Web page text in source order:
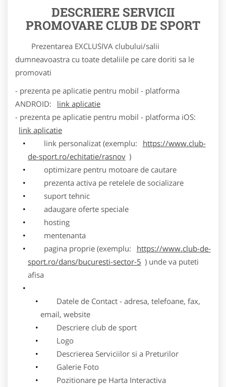
DESCRIERE SERVICII
PROMOVARE CLUB DE SPORT
Prezentarea EXCLUSIVA clubului/salii
dumneavoastra cu toate detaliile pe care doriti sa le
promovati
- prezenta pe aplicatie pentru mobil - platforma
ANDROID:
link aplicatie
- prezenta pe aplicatie pentru mobil - platforma iOS:
link aplicatie
link personalizat (exemplu:
https://www.club-
de-sport.ro/echitatie/rasnov )
optimizare pentru motoare de cautare
prezenta activa pe retelele de socializare
suport tehnic
adaugare oferte speciale
hosting
mentenanta
pagina proprie (exemplu:
https://www.club-de-
sport.ro/dans/bucuresti-sector-5 ) unde va puteti
afisa
Datele de Contact - adresa, telefoane, fax,
email, website
Descriere club de sport
Logo
Descrierea Serviciilor si a Preturilor
Galerie Foto
Pozitionare pe Harta Interactiva